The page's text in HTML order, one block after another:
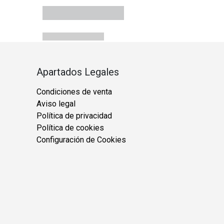
Apartados Legales
Condiciones de venta
Aviso legal
Política de privacidad
Política de cookies
Configuración de Cookies